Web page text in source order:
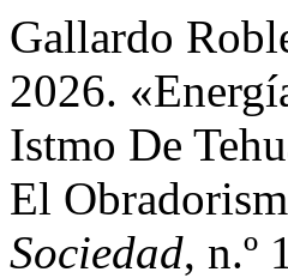
Gallardo
2026.
Istmo De
El
Sociedad, n.º